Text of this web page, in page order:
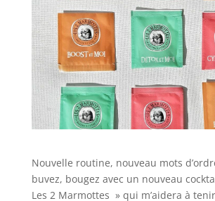
Nouvelle routine, nouveau mots
buvez, bougez avec un nouveau
Les 2 Marmottes » qui m’aidera à